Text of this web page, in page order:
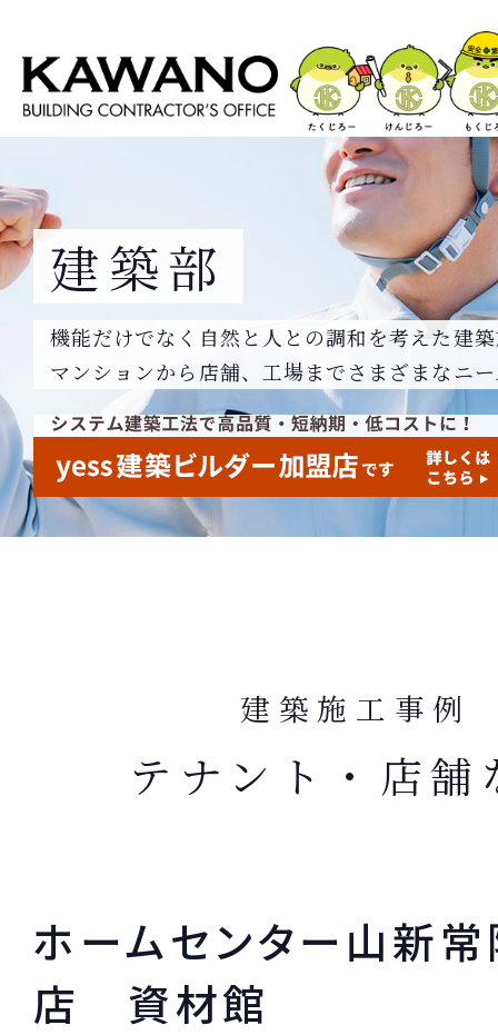
建築部
機能だけでなく自然と人との調和を考えた建
マンションから店舗、工場までさまざまなニ
建築施工事例
テナント・店舗
ホームセンター山新
店 資材館